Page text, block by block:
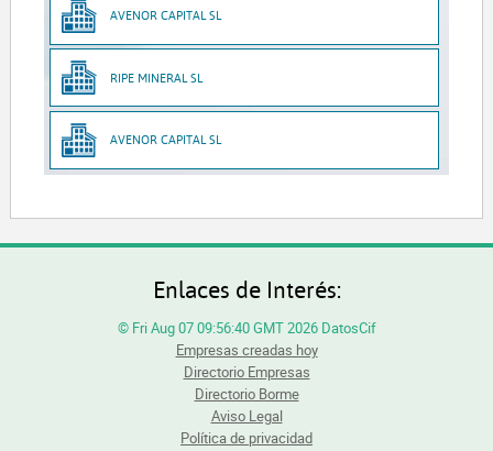
AVENOR CAPITAL SL
RIPE MINERAL SL
AVENOR CAPITAL SL
Enlaces de Interés:
© Fri Aug 07 09:56:40 GMT 2026 DatosCif
Empresas creadas hoy
Directorio Empresas
Directorio Borme
Aviso Legal
Política de privacidad